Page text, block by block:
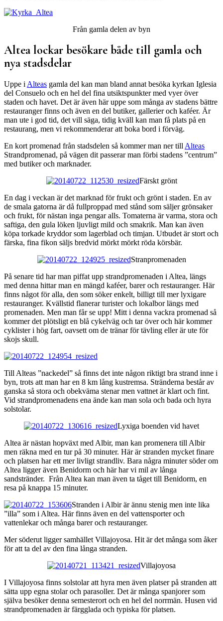
Från gamla delen av byn
Altea lockar besökare både till gamla och
nya stadsdelar
Uppe i Alteas gamla del kan man bland annat besöka kyrkan Iglesia
del Consuelo och en hel del fina utsiktspunkter med vyer över
staden och havet. Det är även här uppe som många av stadens bättre
restauranger finns och även en del butiker, gallerier och kaféer. Är
man ute i god tid, det vill säga, tidig kväll kan man få plats på en
restaurang, men vi rekommenderar att boka bord i förväg.
En kort promenad från stadsdelen så kommer man ner till Alteas
Strandpromenad, på vägen dit passerar man förbi stadens ”centrum”
med butiker och marknader.
Färskt grönt
En dag i veckan är det marknad för frukt och grönt i staden. En av
de smala gatorna är då fullproppad med stånd som säljer grönsaker
och frukt, för nästan inga pengar alls. Tomaterna är varma, stora och
saftiga, den gula löken ljuvligt mild och smakrik. Man kan även
köpa torkade kryddor som lagerblad och timjan. Utbudet är stort och
färska, fina fikon säljs bredvid mörkt mörkt röda körsbär.
Stranpromenaden
På senare tid har man piffat upp strandpromenaden i Altea, längs
med denna hittar man en mängd kaféer, barer och restauranger. Här
finns något för alla, den som söker enkelt, billigt till mer lyxigare
restauranger. Kvällstid flanerar turister och lokalbor längs med
promenaden. Men man får se upp! Mitt i denna vackra promenad så
kommer det plötsligt en blå cykelväg och tar över och här kommer
cyklister i hög fart, oavsett om de tränar för tävling eller är ute för
skojs skull.
Till Alteas ”nackedel” så finns det inte någon riktigt bra strand inne i
byn, trots att man har en 8 km lång kustremsa. Stränderna består av
ganska så stora och obekväma stenar men vattnet är klart och fint.
Vid strandpromenadens ena ände kan man sola och bada och hyra
solstolar.
Lyxiga boenden vid havet
Altea är nästan hopväxt med Albir, man kan promenera till Albir
men räkna med en tur på 30 minuter. Här är stranden mycket finare
och platsen har ett mer livligt strandliv. Bara några minuter söder om
Altea ligger även Benidorm och här har vi mil av långa
sandstränder. Från Altea kan man även ta tåget till Benidorm, en
resa på knappa 15 minuter.
Stranden i Albir är ännu stenig men inte lika
”illa” som i Altea. Här finns även en del vattensporter och
vattenlekar och många barer och restauranger.
Mer söderut ligger samhället Villajoyosa. Hit är det många som åker
för att ta del av den fina långa stranden.
Villajoyosa
I Villajoyosa finns solstolar att hyra men även platser på stranden att
sätta upp egna stolar och parasoller. Det är många spanjorer som
själva besöker denna semesterort och en hel del norrmän. Husen vid
strandpromenaden är färgglada och typiska för platsen.